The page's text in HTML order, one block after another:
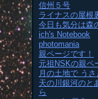
信州５号
ライナスの屋根
今日も気分は森
ich's Notebook
photomania
親ページです！
元祖NSKの親ペ
月の土地で うさ
天の川銀河のと
ら